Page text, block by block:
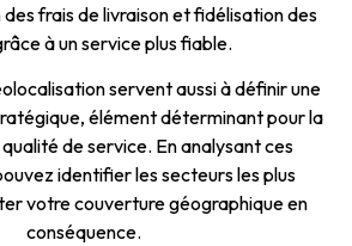
frais de livraison et fidélisation des
à un service plus fiable.
servent aussi à définir une
élément déterminant pour la
de service. En analysant ces
identifier les secteurs les plus
votre couverture géographique en
conséquence.